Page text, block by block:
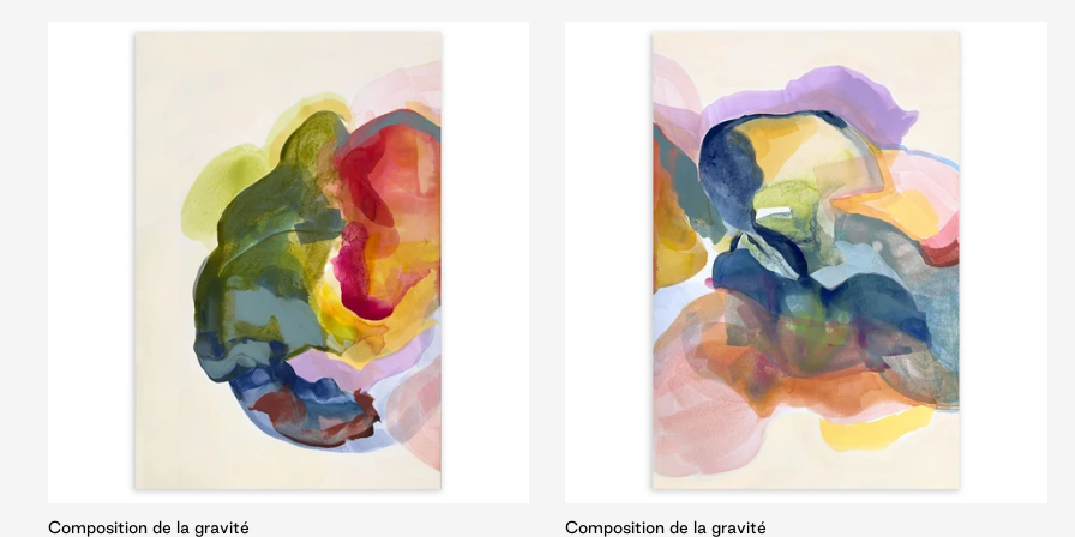
Composition de la gravité Composition de la gravité